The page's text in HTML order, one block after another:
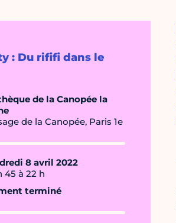
: Du rififi dans le
de la Canopée la
de la Canopée, Paris 1e
8 avril 2022
45 à 22 h
terminé